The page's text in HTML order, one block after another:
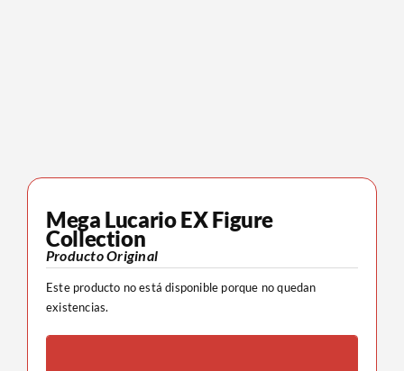
Mega Lucario EX Figure
Collection
Producto Original
Este producto no está disponible porque no quedan
existencias.